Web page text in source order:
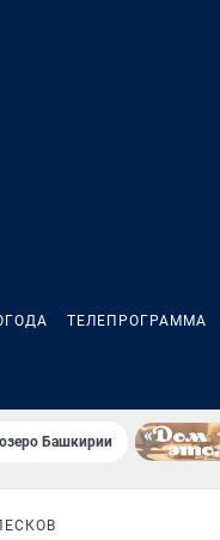
ТЕЛЕПРОГРАММА
Башкирии